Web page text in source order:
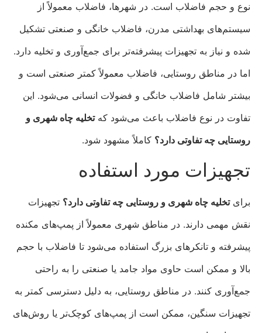
نوع و حجم فاضلاب است. در شهرها، فاضلاب معمولاً از
سیستم‌های بهداشتی مدرن، فاضلاب خانگی و صنعتی تشکیل
شده و نیاز به تجهیزات پیشرفته‌تر برای جمع‌آوری و تخلیه دارد.
اما در مناطق روستایی، فاضلاب معمولاً کمتر صنعتی است و
بیشتر شامل فاضلاب خانگی و فضولات انسانی می‌شود. این
تفاوت در نوع فاضلاب باعث می‌شود کهتخلیه چاه شهری و
روستایی چه تفاوتی دارد؟ کاملاً مشهود شود.
تجهیزات مورد استفاده
برایتخلیه چاه شهری و روستایی چه تفاوتی دارد؟ تجهیزات
نقش مهمی دارند. در مناطق شهری معمولاً از پمپ‌های مکنده
پیشرفته و تانکرهای بزرگ استفاده می‌شود تا فاضلاب با حجم
بالا و ممکن است حاوی مواد جامد یا صنعتی را به راحتی
جمع‌آوری کنند. در مناطق روستایی، به دلیل دسترسی کمتر به
تجهیزات سنگین، ممکن است از پمپ‌های کوچک‌تر یا روش‌های